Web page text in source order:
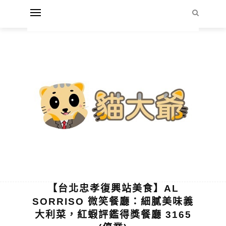
【台北忠孝復興站美食】AL
SORRISO 微笑餐廳：細膩美味義
大利菜，紅蝦評鑑得獎餐廳 3165